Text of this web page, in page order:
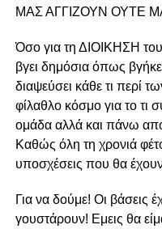
ΜΑΣ ΑΓΓΙΖΟΥΝ ΟΥΤΕ
Όσο για τη ΔΙΟΙΚΗΣΗ
βγει δημόσια όπως
διαψεύσει κάθε τι περί
φίλαθλο κόσμο για το τι
ομάδα αλλά και πάνω από
Καθώς όλη τη χρονιά
υποσχέσεις που θα
Για να δούμε! Οι βάσεις
γουστάρουν! Εμεις θα